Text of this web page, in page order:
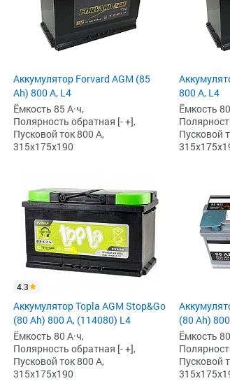
Аккумулятор Forvard AGM (85
Ah) 800 А, L4
Ёмкость 85 А·ч,
Полярность обратная [- +],
Пусковой ток 800 А,
315x175x190
800 А, L4
Ёмкость
Пусковой
4.3
Аккумулятор Topla AGM Stop&Go
(80 Ah) 800 А, (114080) L4
Ёмкость 80 А·ч,
Полярность обратная [- +],
Пусковой ток 800 А,
315x175x190
(80 Ah)
Ёмкость
Пусковой